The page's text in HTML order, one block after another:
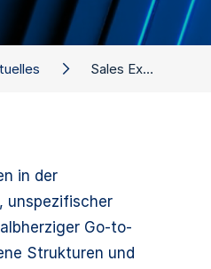
in der
unspezifischer
Go-to-
Strukturen und
Sales Excellence: Mehr Umsatz, mehr Marktanteil und zufriedenere Kunden!